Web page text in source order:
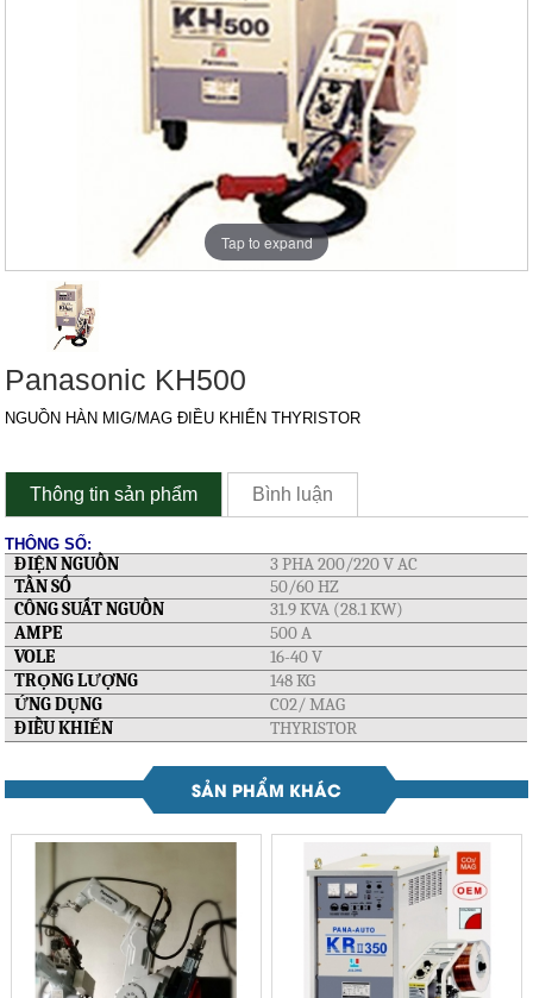
Tap to expand
Panasonic KH500
NGUỒN HÀN MIG/MAG ĐIỀU KHIỂN THYRISTOR
Thông tin sản phẩm Bình luận
THÔNG SỐ:
ĐIỆN NGUỒN
3 PHA 200/220 V AC
TẦN SỐ
50/60 HZ
CÔNG SUẤT NGUỒN
31.9 KVA (28.1 KW)
AMPE
500 A
VOLE
16-40 V
TRỌNG LƯỢNG
148 KG
ỨNG DỤNG
C02/ MAG
ĐIỀU KHIỂN
THYRISTOR
SẢN PHẨM KHÁC